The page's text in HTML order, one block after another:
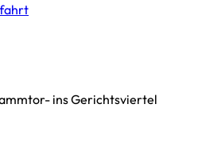
ins Gerichtsviertel